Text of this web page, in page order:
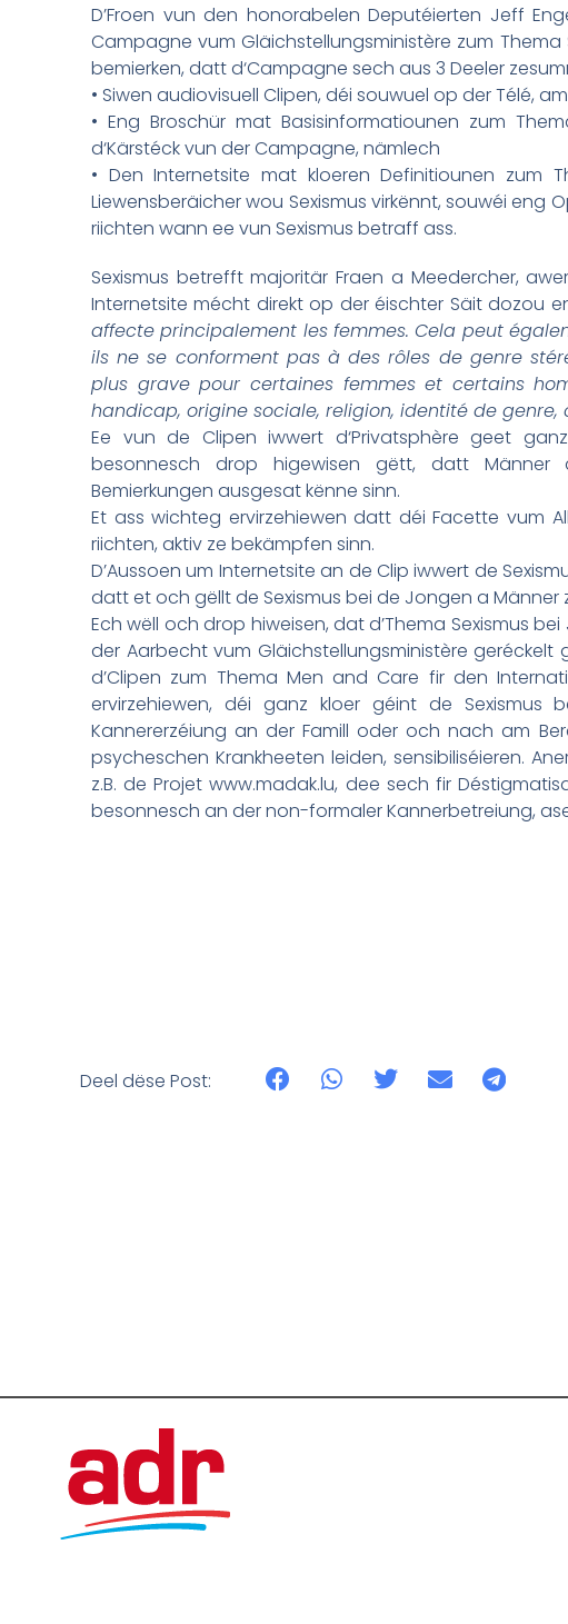
D’Froen vun den honorabelen Deputéierten Jeff
Campagne vum Gläichstellungsministère zum Thema
bemierken, datt d‘Campagne sech aus 3 Deeler
• Siwen audiovisuell Clipen, déi souwuel op der Télé,
• Eng Broschür mat Basisinformatiounen zum
d‘Kärstéck vun der Campagne, nämlech
• Den Internetsite mat kloeren Definitiounen zum
Liewensberäicher wou Sexismus virkënnt, souwéi eng
riichten wann ee vun Sexismus betraff ass.
Sexismus betrefft majoritär Fraen a Meedercher,
Internetsite mécht direkt op der éischter Säit dozou
affecte principalement les femmes. Cela peut
ils ne se conforment pas à des rôles de genre
plus grave pour certaines femmes et certains
handicap, origine sociale, religion, identité de genre,
Ee vun de Clipen iwwert d‘Privatsphère geet
besonnesch drop higewisen gëtt, datt Männer
Bemierkungen ausgesat kënne sinn.
Et ass wichteg ervirzehiewen datt déi Facette vum
riichten, aktiv ze bekämpfen sinn.
D’Aussoen um Internetsite an de Clip iwwert de
datt et och gëllt de Sexismus bei de Jongen a Männer
Ech wëll och drop hiweisen, dat d’Thema Sexismus
der Aarbecht vum Gläichstellungsministère geréckelt
d’Clipen zum Thema Men and Care fir den
ervirzehiewen, déi ganz kloer géint de
Kannererzéiung an der Famill oder och nach am
psycheschen Krankheeten leiden, sensibiliséieren.
z.B. de Projet www.madak.lu, dee sech fir
besonnesch an der non-formaler Kannerbetreiung,
Deel dëse Post: